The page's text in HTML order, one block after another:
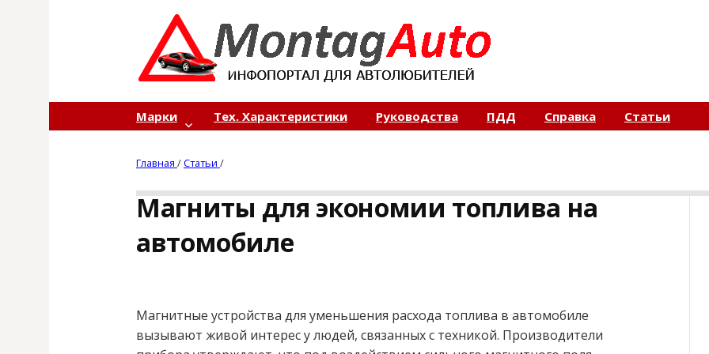
c
Марки Тех. Характеристики Руководства ПДД Справка Статьи
Главная /Статьи /
Магниты для экономии топлива на
автомобиле
Магнитные устройства для уменьшения расхода топлива в автомобиле
вызывают живой интерес у людей, связанных с техникой. Производители